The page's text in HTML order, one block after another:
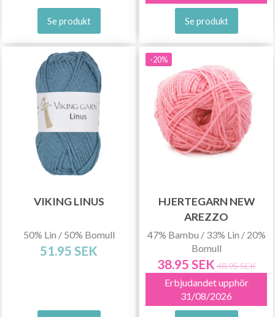
Se produkt Se produkt
VIKING LINUS
50% Lin / 50% Bomull
51.95 SEK
-20%
HJERTEGARN NEW
AREZZO
47% Bambu / 33% Lin / 20%
Bomull
38.95 SEK 48.95 SEK
Erbjudandet upphör
31/08/2026